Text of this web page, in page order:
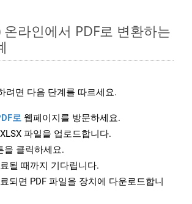
온라인에서 PDF로 변환하는
려면 다음 단계를 따르세요.
로 웹페이지를 방문하세요.
파일을 업로드합니다.
을 클릭하세요.
될 때까지 기다립니다.
되면 PDF 파일을 장치에 다운로드합니